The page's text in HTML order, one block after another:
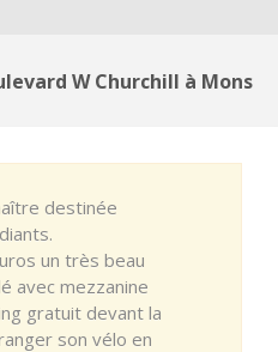
W Churchill à Mons
destinée
un très beau
avec mezzanine
gratuit devant la
son vélo en